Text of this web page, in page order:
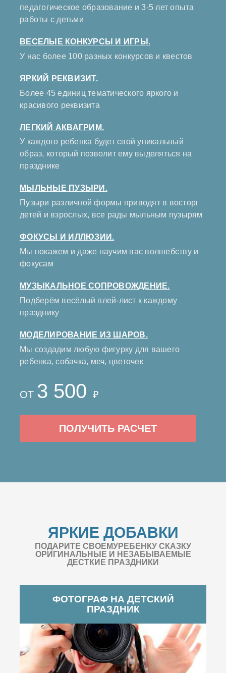
педагогическое образование и 3-5 лет опыта
работы с детьми
ВЕСЕЛЫЕ КОНКУРСЫ И ИГРЫ.
У нас более 100 разных конкурсов и квестов
ЯРКИЙ РЕКВИЗИТ.
Более 45 единиц тематического яркого и
красивого реквизита
ЛЕГКИЙ АКВАГРИМ.
У каждого ребенка будет свой уникальный
образ, который позволит ему выделяться на
празднике
МЫЛЬНЫЕ ПУЗЫРИ.
Пузыри различной формы приводят в восторг
детей и взрослых, все рады мыльным пузырям
ФОКУСЫ И ИЛЛЮЗИИ.
Мы покажем и даже научим вас волшебству и
фокусам
МУЗЫКАЛЬНОЕ СОПРОВОЖДЕНИЕ.
Подберём весёлый плей-лист к каждому
празднику
МОДЕЛИРОВАНИЕ ИЗ ШАРОВ.
Мы создадим любую фигурку для вашего
ребенка, собачка, меч, цветочек
ОТ 3 500 ₽
ПОЛУЧИТЬ РАСЧЕТ
ЯРКИЕ ДОБАВКИ
ПОДАРИТЕ СВОЕМУРЕБЕНКУ СКАЗКУ
ОРИГИНАЛЬНЫЕ И НЕЗАБЫВАЕМЫЕ
ДЕСТКИЕ ПРАЗДНИКИ
ФОТОГРАФ НА ДЕТСКИЙ
ПРАЗДНИК